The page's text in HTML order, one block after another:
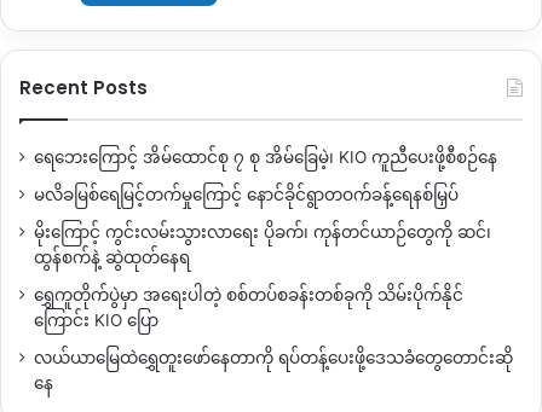
Recent Posts
ရေဘေးကြောင့် အိမ်ထောင်စု ၇ စု အိမ်ခြေမဲ့၊ KIO ကူညီပေးဖို့စီစဉ်နေ
မလိခမြစ်ရေမြင့်တက်မှုကြောင့် နောင်ခိုင်ရွာတဝက်ခန့်ရေနစ်မြှပ်
မိုးကြောင့် ကွင်းလမ်းသွားလာရေး ပိုခက်၊ ကုန်တင်ယာဉ်တွေကို ဆင်၊
ထွန်စက်နဲ့ ဆွဲထုတ်နေရ
ရွှေကူတိုက်ပွဲမှာ အရေးပါတဲ့ စစ်တပ်စခန်းတစ်ခုကို သိမ်းပိုက်နိုင်
ကြောင်း KIO ပြော
လယ်ယာမြေထဲရွှေတူးဖော်နေတာကို ရပ်တန့်ပေးဖို့ဒေသခံတွေတောင်းဆို
နေ